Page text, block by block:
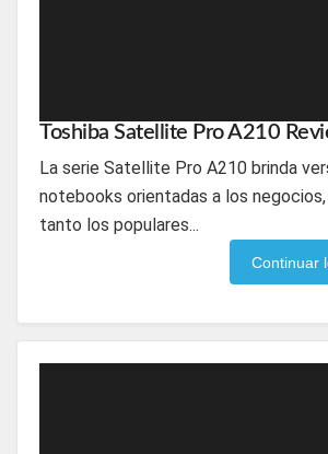
Toshiba Satellite Pro A210
La serie Satellite Pro A210 brinda
notebooks orientadas a los
tanto los populares...
Continuar